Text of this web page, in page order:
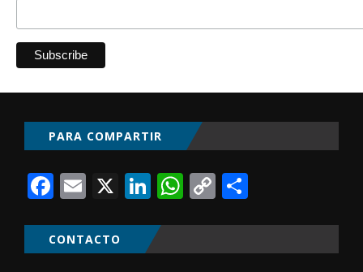
PARA COMPARTIR
Facebook
Email
X LinkedIn
WhatsApp
Copy
CONTACTO